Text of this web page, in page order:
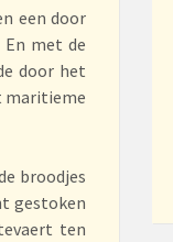
een door
met de
door het
maritieme
broodjes
gestoken
ten